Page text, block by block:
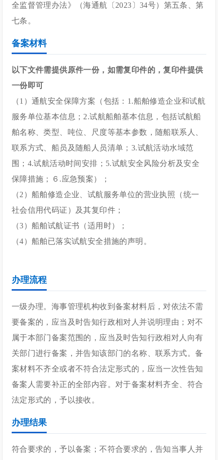
全监督管理办法》（海通航〔2023〕34号）第五条、第
七条。
备案材料
以下文件需提供原件一份，如需复印件的，复印件提供
一份即可
（1）通航安全保障方案（包括：1.船舶修造企业和试航
服务单位基本信息；2.试航船舶基本信息，包括试航船
舶名称、类型、吨位、尺度等基本参数，随船联系人、
联系方式、船员及随船人员清单；3.试航活动水域范
围；4.试航活动时间安排；5.试航安全风险分析及安全
保障措施；６.应急预案）；
（2）船舶修造企业、试航服务单位的营业执照（统一
社会信用代码证）及其复印件；
（3）船舶试航证书（适用时）；
（4）船舶已落实试航安全措施的声明。
办理流程
一级办理。海事管理机构收到备案材料后，对依法不需
要备案的，应当及时告知行政相对人并说明理由；对不
属于本部门备案范围的，应当及时告知行政相对人向有
关部门进行备案，并告知该部门的名称、联系方式。备
案材料不齐全或者不符合法定形式的，应当一次性告知
备案人需要补正的全部内容。对于备案材料齐全、符合
法定形式的，予以接收。
办理结果
符合要求的，予以备案；不符合要求的，告知当事人并